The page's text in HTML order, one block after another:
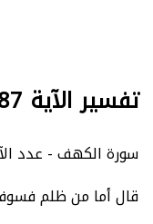
تفسير الآية 87 من سورة الكهف
سورة الكهف - عدد الآيات 110 - رقم السورة 18 - صفحة السورة في
قال أما من ظلم فسوف نعذبه ثم - تفسير و معنى الآية 87